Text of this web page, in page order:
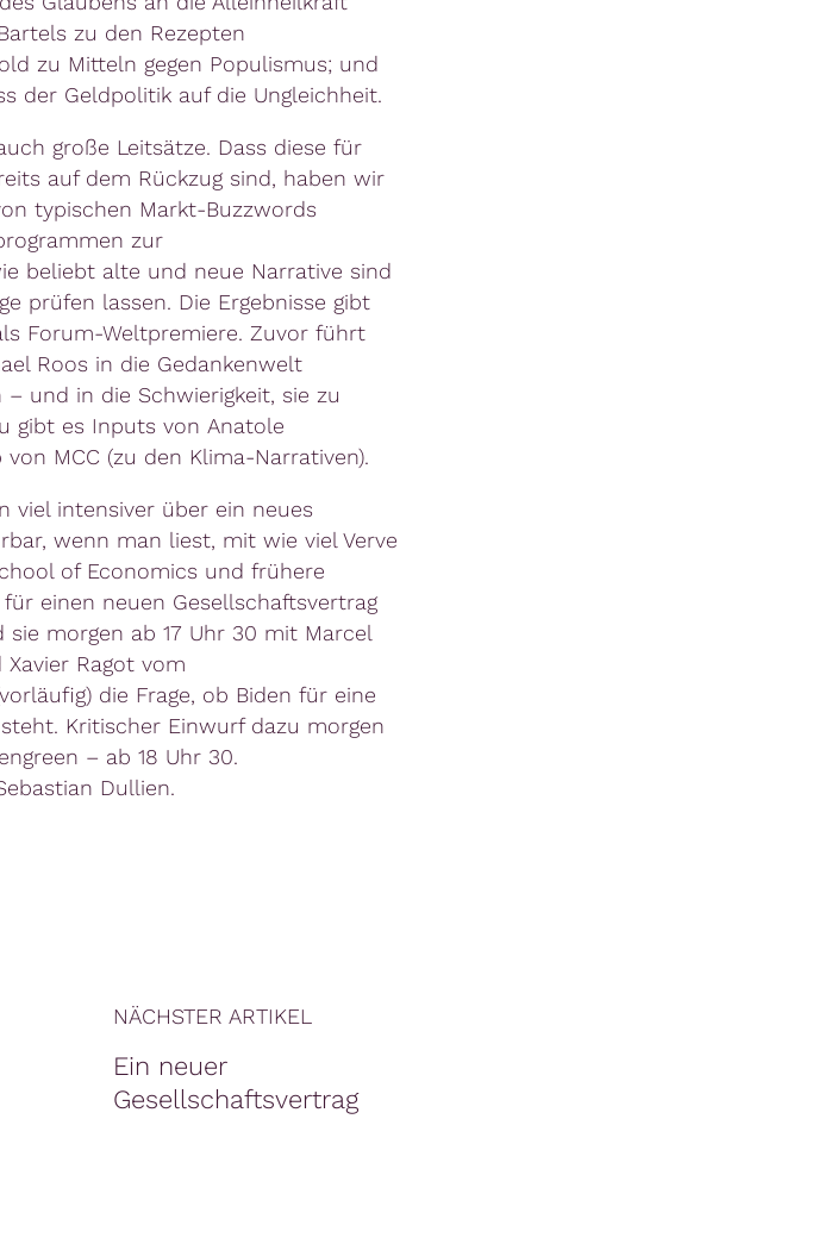
zu den Rezepten
zu Mitteln gegen Populismus; und
der Geldpolitik auf die Ungleichheit.
große Leitsätze. Dass diese für
auf dem Rückzug sind, haben wir
typischen Markt-Buzzwords
zur
beliebt alte und neue Narrative sind
prüfen lassen. Die Ergebnisse gibt
Forum-Weltpremiere. Zuvor führt
Roos in die Gedankenwelt
und in die Schwierigkeit, sie zu
gibt es Inputs von Anatole
MCC (zu den Klima-Narrativen).
viel intensiver über ein neues
wenn man liest, mit wie viel Verve
of Economics und frühere
einen neuen Gesellschaftsvertrag
morgen ab 17 Uhr 30 mit Marcel
Ragot vom
die Frage, ob Biden für eine
Kritischer Einwurf dazu morgen
– ab 18 Uhr 30.
Dullien.
NÄCHSTER ARTIKEL
Ein neuer
Gesellschaftsvertrag